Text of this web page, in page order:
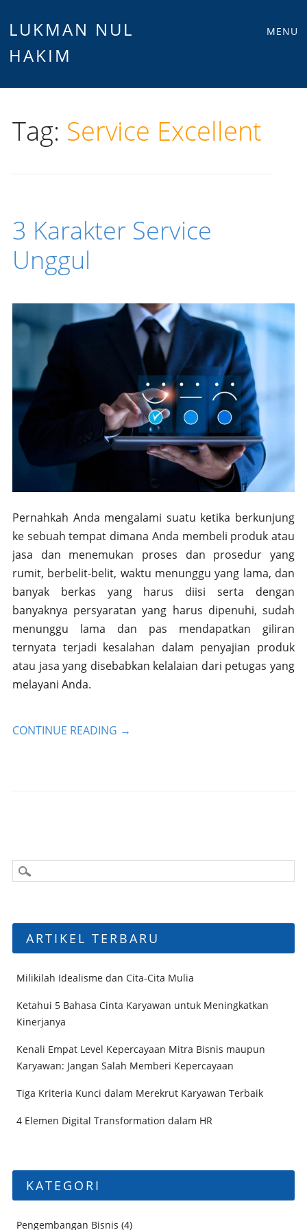
LUKMAN NUL
HAKIM
MENU
Tag: Service Excellent
3 Karakter Service
Unggul
Pernahkah Anda mengalami suatu ketika berkunjung
ke sebuah tempat dimana Anda membeli produk atau
jasa dan menemukan proses dan prosedur yang
rumit, berbelit-belit, waktu menunggu yang lama, dan
banyak berkas yang harus diisi serta dengan
banyaknya persyaratan yang harus dipenuhi, sudah
menunggu lama dan pas mendapatkan giliran
ternyata terjadi kesalahan dalam penyajian produk
atau jasa yang disebabkan kelalaian dari petugas yang
melayani Anda.
CONTINUE READING →
ARTIKEL TERBARU
Milikilah Idealisme dan Cita-Cita Mulia
Ketahui 5 Bahasa Cinta Karyawan untuk Meningkatkan
Kinerjanya
Kenali Empat Level Kepercayaan Mitra Bisnis maupun
Karyawan: Jangan Salah Memberi Kepercayaan
Tiga Kriteria Kunci dalam Merekrut Karyawan Terbaik
4 Elemen Digital Transformation dalam HR
KATEGORI
Pengembangan Bisnis (4)